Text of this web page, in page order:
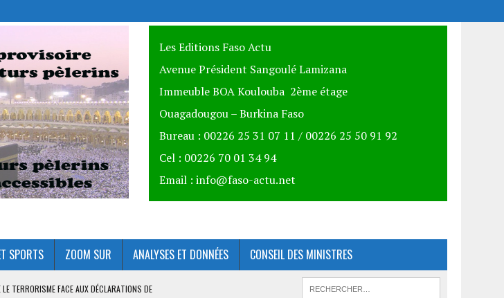
Les Editions Faso Actu
Avenue Président Sangoulé Lamizana
Immeuble BOA Koulouba 2ème étage
Ouagadougou – Burkina Faso
Bureau : 00226 25 31 07 11 / 00226 25 50 91 92
Cel : 00226 70 01 34 94
Email : info@faso-actu.net
SPORTS ZOOM SUR ANALYSES ET DONNÉES CONSEIL DES MINISTRES
TERRORISME FACE AUX DÉCLARATIONS DE